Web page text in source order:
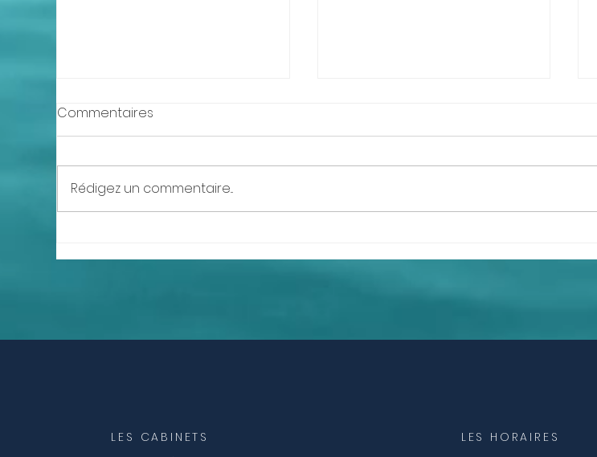
Guérisons Systémiques -
Commentaires
Rédigez un commentaire...
LES CABINETS
LES HORAIRES